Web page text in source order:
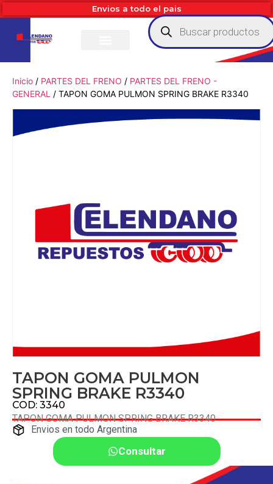
Envios a todo el pais
Inicio / PARTES DEL FRENO / PARTES DEL FRENO -
GENERAL / TAPON GOMA PULMON SPRING BRAKE R3340
TAPON GOMA PULMON
SPRING BRAKE R3340
COD: 3340
TAPON GOMA PULMON SPRING BRAKE R3340
Envios en todo Argentina
Consultar